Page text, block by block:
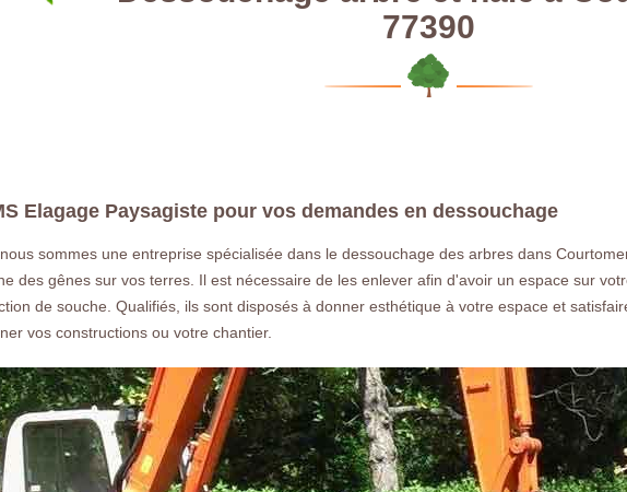
77390
Elagage Paysagiste pour vos demandes en dessouchage
sommes une entreprise spécialisée dans le dessouchage des arbres dans
des gênes sur vos terres. Il est nécessaire de les enlever afin d'avoir un espace sur
de souche. Qualifiés, ils sont disposés à donner esthétique à votre espace et
vos constructions ou votre chantier.